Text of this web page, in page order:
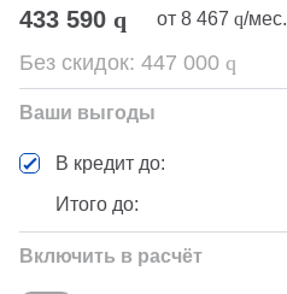
433 590 q от 8 467 q/мес.
Без скидок: 447 000 q
Ваши выгоды
В кредит до:
Итого до:
Включить в расчёт